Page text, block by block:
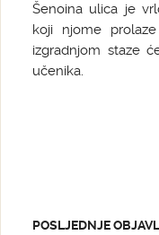
Šenoina ulica je
koji njome
izgradnjom staze
učenika.
POSLJEDNJE